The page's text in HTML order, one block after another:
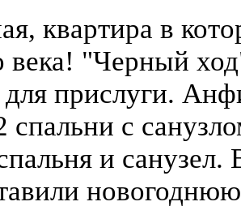
квартира в
века! "Черный
прислуги.
спальни с
и